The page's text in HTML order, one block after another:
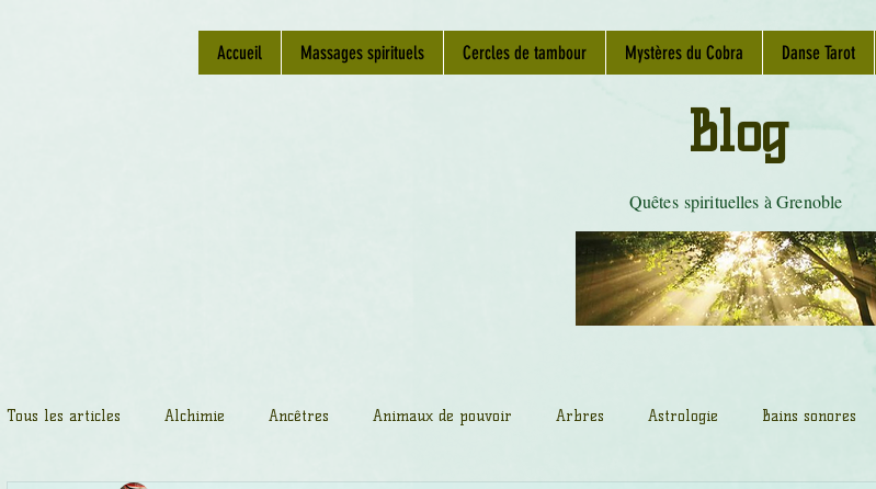
Accueil Massages spirituels Cercles de tambour Mystères du Cobra Danse Tarot
Quêtes spirituelles à Grenoble
Blog
Tous les articles Alchimie Ancêtres Animaux de pouvoir Arbres Astrologie Bains sonores